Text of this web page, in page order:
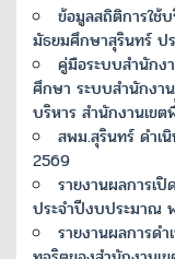
ข้อมูลสถิติการใช้
มัธยมศึกษาสุรินทร์ ป
คู่มือระบบสำนักง
ศึกษา ระบบสำนักงา
บริหาร สำนักงานเข
สพม.สุรินทร์ ดำเ
2569
รายงานผลการเ
ประจำปีงบประมาณ
รายงานผลการด